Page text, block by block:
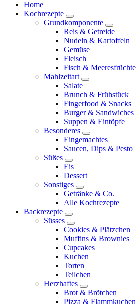
Home
Kochrezepte
expand
child
menu
Grundkomponente
expand
child
menu
Reis & Getreide
Nudeln & Kartoffeln
Gemüse
Fleisch
Fisch & Meeresfrüchte
Mahlzeitart
expand
child
menu
Salate
Brunch & Frühstück
Fingerfood & Snacks
Burger & Sandwiches
Suppen & Eintöpfe
Besonderes
expand
child
menu
Eingemachtes
Saucen, Dips & Pesto
Süßes
expand
child
menu
Eis
Dessert
Sonstiges
expand
child
menu
Getränke & Co.
Alle Kochrezepte
Backrezepte
expand
child
menu
Süsses
expand
child
menu
Cookies & Plätzchen
Muffins & Brownies
Cupcakes
Kuchen
Torten
Teilchen
Herzhaftes
expand
child
menu
Brot & Brötchen
Pizza & Flammkuchen